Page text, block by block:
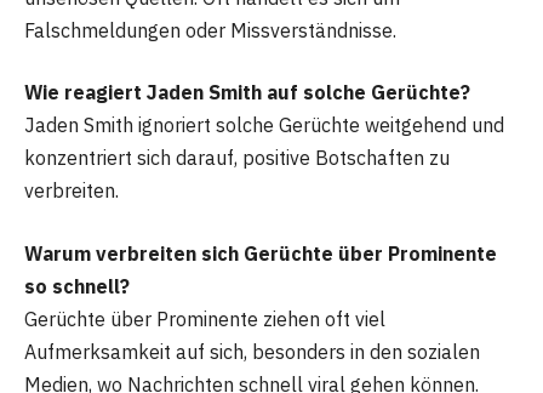
Falschmeldungen oder Missverständnisse.
Wie reagiert Jaden Smith auf solche Gerüchte?
Jaden Smith ignoriert solche Gerüchte weitgehend und
konzentriert sich darauf, positive Botschaften zu
verbreiten.
Warum verbreiten sich Gerüchte über Prominente
so schnell?
Gerüchte über Prominente ziehen oft viel
Aufmerksamkeit auf sich, besonders in den sozialen
Medien, wo Nachrichten schnell viral gehen können.